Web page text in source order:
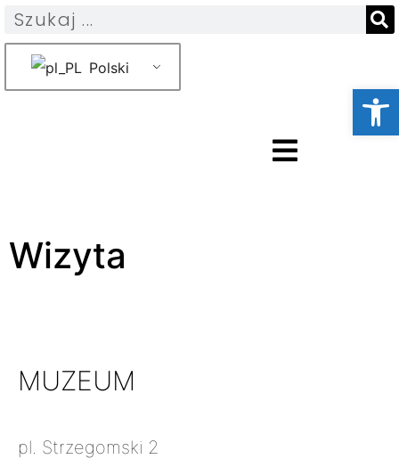
Polski
Wizyta
MUZEUM
pl. Strzegomski 2